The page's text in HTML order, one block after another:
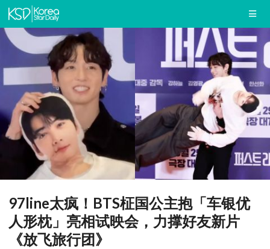
97line太疯！BTS柾国公主抱「车银优
人形枕」亮相试映会，力撑好友新片
《放飞旅行团》